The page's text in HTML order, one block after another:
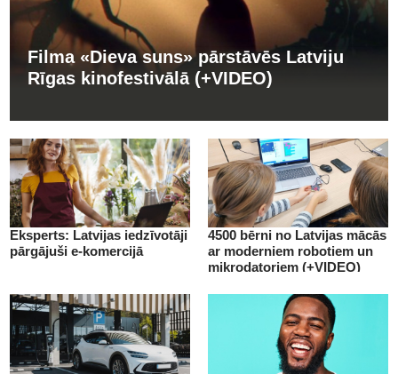
Filma «Dieva suns» pārstāvēs Latviju
Rīgas kinofestivālā (+VIDEO)
Eksperts: Latvijas iedzīvotāji
pārgājuši e-komercijā
4500 bērni no Latvijas mācās
ar moderniem robotiem un
mikrodatoriem (+VIDEO)